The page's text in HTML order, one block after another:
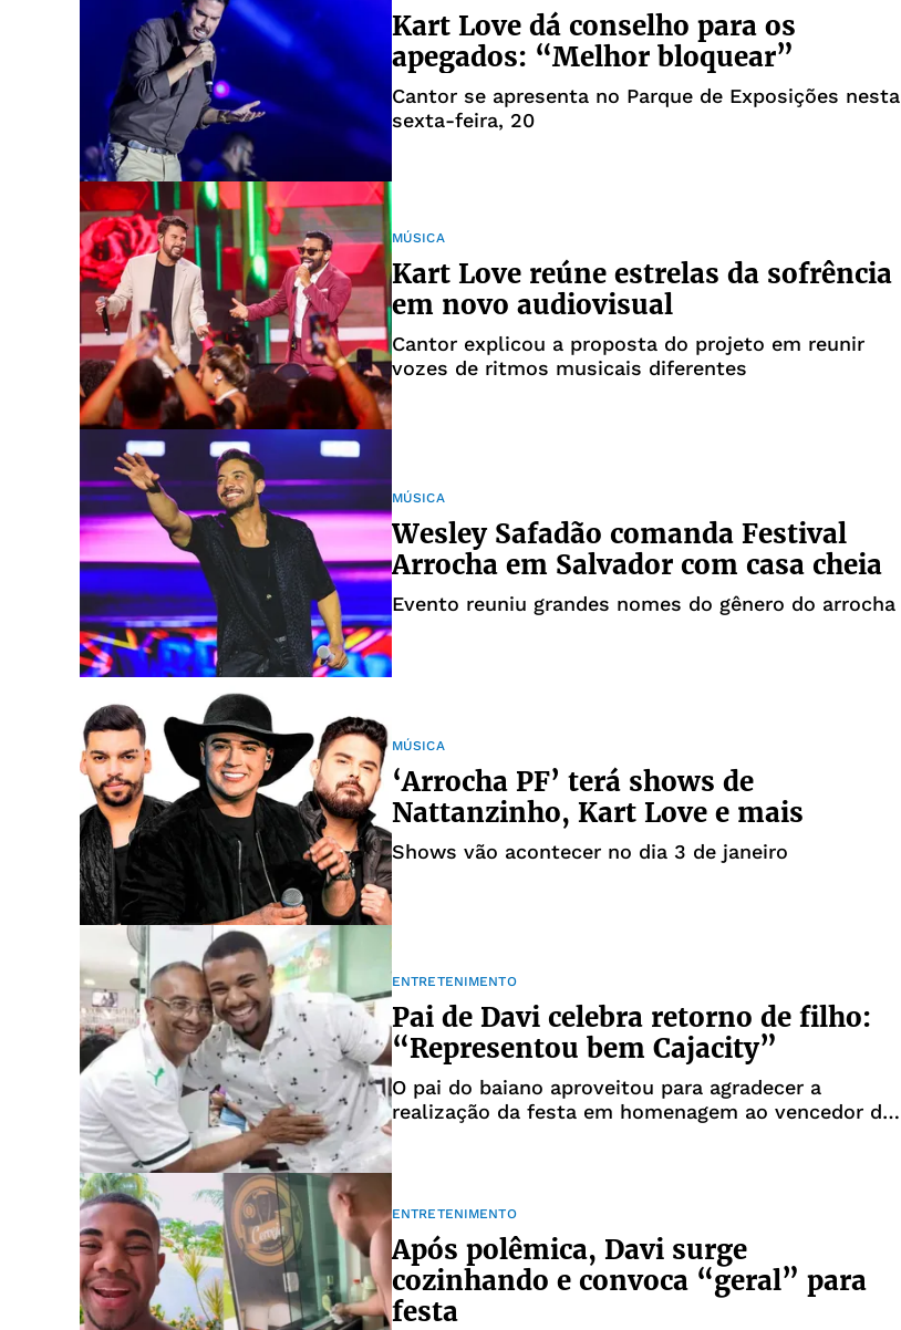
Kart Love dá conselho para os
apegados: “Melhor bloquear”
Cantor se apresenta no Parque de Exposições nesta
sexta-feira, 20
MÚSICA
Kart Love reúne estrelas da sofrência
em novo audiovisual
Cantor explicou a proposta do projeto em reunir
vozes de ritmos musicais diferentes
MÚSICA
Wesley Safadão comanda Festival
Arrocha em Salvador com casa cheia
Evento reuniu grandes nomes do gênero do arrocha
MÚSICA
‘Arrocha PF’ terá shows de
Nattanzinho, Kart Love e mais
Shows vão acontecer no dia 3 de janeiro
ENTRETENIMENTO
Pai de Davi celebra retorno de filho:
“Representou bem Cajacity”
O pai do baiano aproveitou para agradecer a
realização da festa em homenagem ao vencedor do
ENTRETENIMENTO
Após polêmica, Davi surge
cozinhando e convoca “geral” para
festa